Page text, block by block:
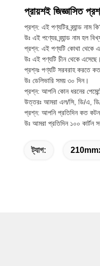
প্রায়শই জিজ্ঞাসিত
প্রশ্ন: এই পণ্যটির ব্র্যান্ড নাম
উঃ এই পণ্যের ব্র্যান্ড নাম হল
প্রশ্ন: এই পণ্যটি কোথা থেকে
উঃ এই পণ্যটি চীন থেকে এসেছে।
প্রশ্নঃ পণ্যটি সরবরাহ করতে
উঃ ডেলিভারি সময় ৩০ দিন।
প্রশ্ন: আপনি কোন ধরনের
উত্তরঃ আমরা এল/সি, ডি/এ, ডি/
প্রশ্ন: আপনি প্রতিদিন কত কটন
উঃ আমরা প্রতিদিন ১০০ কার্টন
ট্যাগ: